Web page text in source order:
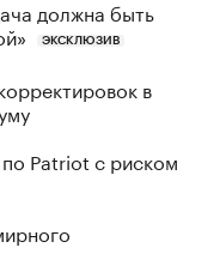
должна быть
ЭКСКЛЮЗИВ
в
Patriot с риском